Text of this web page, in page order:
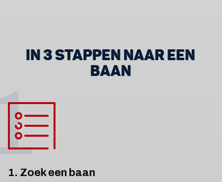
IN 3 STAPPEN NAAR EEN
BAAN
1. Zoek een baan